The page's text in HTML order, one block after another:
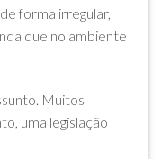
forma irregular,
que no ambiente
Muitos
uma legislação